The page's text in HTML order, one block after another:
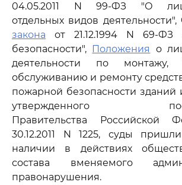
04.05.2011 N 99-ФЗ "О
отдельных видов
закона от 21.12.1994 N 69-
безопасности", Положения
о
деятельности по монтажу,
обслуживанию и ремонту
пожарной безопасности зданий
утвержденного
Правительства Российской
30.12.2011 N 1225, суды
наличии в действиях
состава вменяемого
правонарушения.